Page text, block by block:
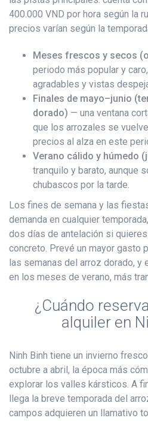
400.000 VND por hora según la
precios varían según la
Meses frescos y secos
periodo más popular y
agradables y vistas
Finales de mayo–junio
dorado) — una ventana
que los arrozales se
precios al alza en este
Verano cálido y húmedo
tranquilo y barato, aunque
chubascos por la tarde.
Los fines de semana y las
demanda en cualquier
dos días de antelación si
concreto. Prevé un mayor gasto
las semanas del arroz dorado, y
en los meses de verano, más
¿Cuándo
alquiler en
Ninh Binh tiene un invierno
octubre a abril, la época más
explorar los valles kársticos. A
llega la breve temporada del
campos adquieren un llamativo